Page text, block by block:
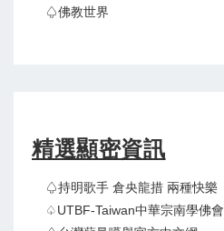
♤佛教世界
精選顯密資訊
♤持明歌手 倉央龍措 兩種快樂
♤UTBF-Taiwan中華宗南學佛會